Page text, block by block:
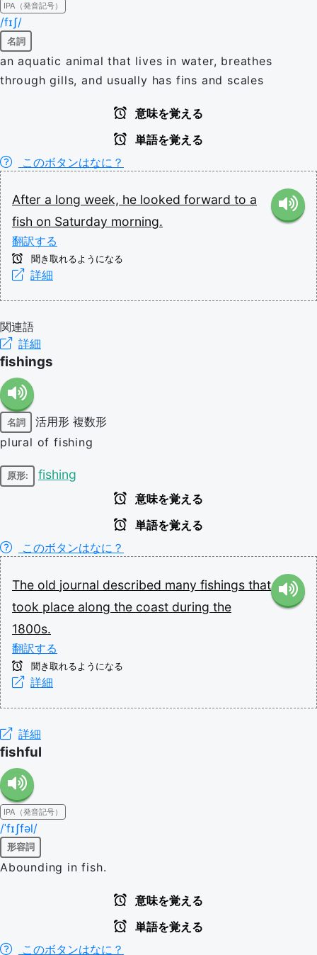
IPA（発音記号）
/fɪʃ/
名詞
an aquatic animal that lives in water, breathes
through gills, and usually has fins and scales
意味を覚える
単語を覚える
このボタンはなに？
After a long week, he looked forward to a
fish on Saturday morning.
翻訳する
聞き取れるようになる
詳細
関連語
詳細
fishings
名詞 活用形 複数形
plural of fishing
原形: fishing
意味を覚える
単語を覚える
このボタンはなに？
The old journal described many fishings that
took place along the coast during the
1800s.
翻訳する
聞き取れるようになる
詳細
詳細
fishful
IPA（発音記号）
/ˈfɪʃfəl/
形容詞
Abounding in fish.
意味を覚える
単語を覚える
このボタンはなに？